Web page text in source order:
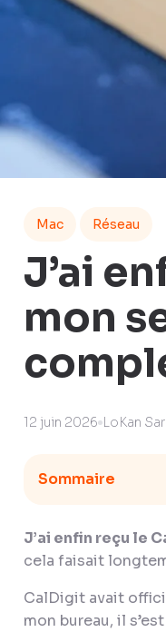
Mac Réseau
J’ai
mon
12 juin 2026 LoKan
Sommaire
J’ai enfin reçu le
cela faisait
CalDigit avait
mon bureau, il